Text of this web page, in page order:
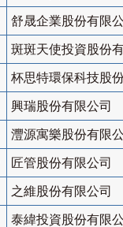
舒晟企業股份有限
斑斑天使投資股份
杯思特環保科技股
興瑞股份有限公司
灃源寓樂股份有限
匠管股份有限公司
之維股份有限公司
泰緯投資股份有限